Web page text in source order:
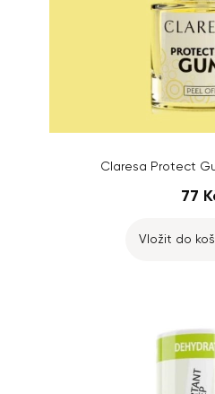
Claresa Protect
77
Vložit do